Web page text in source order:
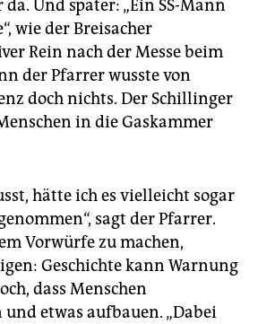
da. Und später: „Ein SS-Mann
wie der Breisacher
Rein nach der Messe beim
der Pfarrer wusste von
doch nichts. Der Schillinger
in die Gaskammer
hätte ich es vielleicht sogar
sagt der Pfarrer.
Vorwürfe zu machen,
Geschichte kann Warnung
dass Menschen
etwas aufbauen. „Dabei